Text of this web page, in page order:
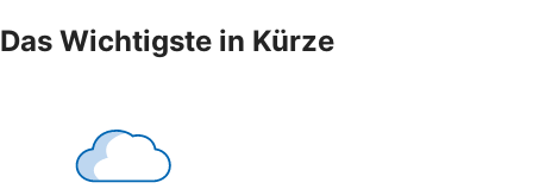
Das Wichtigste in Kürze